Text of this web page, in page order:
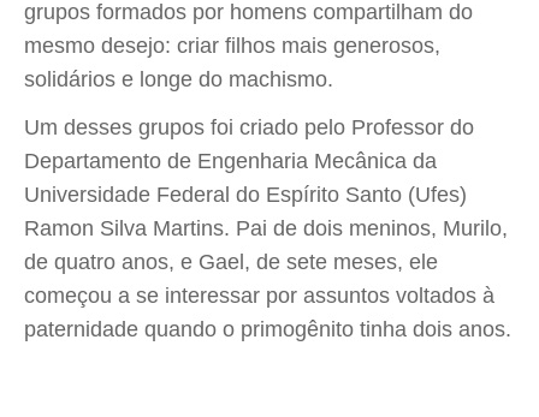
grupos formados por homens compartilham do
mesmo desejo: criar filhos mais generosos,
solidários e longe do machismo.
Um desses grupos foi criado pelo Professor do
Departamento de Engenharia Mecânica da
Universidade Federal do Espírito Santo (Ufes)
Ramon Silva Martins. Pai de dois meninos, Murilo,
de quatro anos, e Gael, de sete meses, ele
começou a se interessar por assuntos voltados à
paternidade quando o primogênito tinha dois anos.